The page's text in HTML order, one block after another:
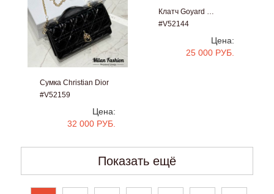
Сумка Christian Dior
#V52159
Цена:
32 000 РУБ.
Клатч Goyard …
#V52144
Цена:
25 000 РУБ.
Показать ещё